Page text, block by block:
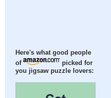
Here's what good people
of
picked for
you jigsaw puzzle lovers: